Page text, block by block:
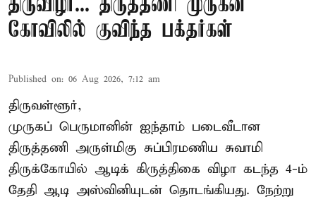
திருவிழா... திருத்தணி முருகன்
கோவிலில் குவிந்த பக்தர்கள்
Published on: 06 Aug 2026, 7:12 am
திருவள்ளூர்,
முருகப் பெருமானின் ஐந்தாம் படைவீடான
திருத்தணி அருள்மிகு சுப்பிரமணிய சுவாமி
திருக்கோயில் ஆடிக் கிருத்திகை விழா கடந்த 4-ம்
தேதி ஆடி அஸ்வினியுடன் தொடங்கியது. நேற்று